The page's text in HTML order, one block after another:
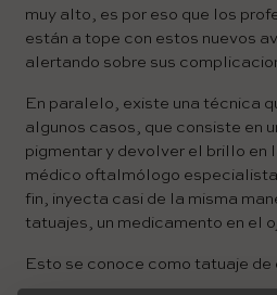
muy alto, es por eso que los
están a tope con estos nuevos
alertando sobre sus
En paralelo, existe una técnica
algunos casos, que consiste en
pigmentar y devolver el brillo en
médico oftalmólogo
fin, inyecta casi de la misma
tatuajes, un medicamento en el
Esto se conoce como tatuaje de